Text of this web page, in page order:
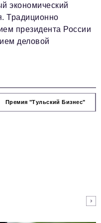
экономический
Традиционно
президента России
деловой
Премия "Тульский Бизнес"